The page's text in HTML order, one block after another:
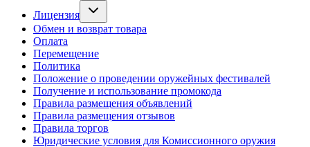
Лицензия
Лицензия на пневматику от 7,5 Дж
Лицензия на ОООП
Обмен и возврат товара
Оплата
Перемещение
Политика
Положение о проведении оружейных фестивалей
Получение и использование промокода
Правила размещения объявлений
Правила размещения отзывов
Правила торгов
Юридические условия для Комиссионного оружия